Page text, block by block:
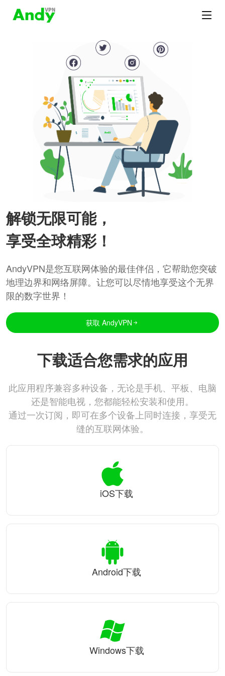
解锁无限可能，
享受全球精彩！
AndyVPN是您互联网体验的最佳伴侣，它帮助您突破
地理边界和网络屏障。让您可以尽情地享受这个无界
限的数字世界！
获取 AndyVPN
下载适合您需求的应用
此应用程序兼容多种设备，无论是手机、平板、电脑
还是智能电视，您都能轻松安装和使用。
通过一次订阅，即可在多个设备上同时连接，享受无
缝的互联网体验。
iOS下载
Android下载
Windows下载